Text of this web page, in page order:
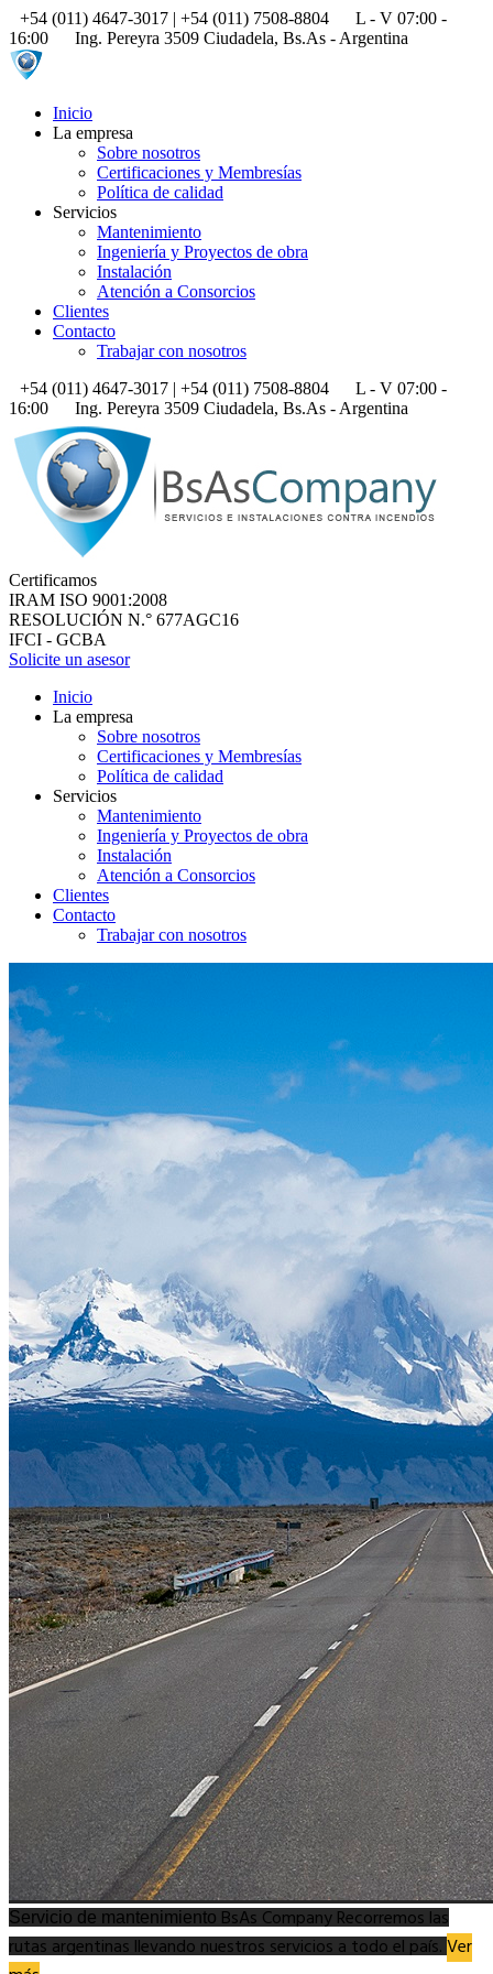
+54 (011) 4647-3017 | +54 (011) 7508-8804
L - V 07:00 -
16:00
Ing. Pereyra 3509 Ciudadela, Bs.As - Argentina
Inicio
La empresa
Sobre nosotros
Certificaciones y Membresías
Política de calidad
Servicios
Mantenimiento
Ingeniería y Proyectos de obra
Instalación
Atención a Consorcios
Clientes
Contacto
Trabajar con nosotros
+54 (011) 4647-3017 | +54 (011) 7508-8804
L - V 07:00 -
16:00
Ing. Pereyra 3509 Ciudadela, Bs.As - Argentina
Certificamos
IRAM ISO 9001:2008
RESOLUCIÓN N.° 677AGC16
IFCI - GCBA
Solicite un asesor
Inicio
La empresa
Sobre nosotros
Certificaciones y Membresías
Política de calidad
Servicios
Mantenimiento
Ingeniería y Proyectos de obra
Instalación
Atención a Consorcios
Clientes
Contacto
Trabajar con nosotros
Servicio de mantenimiento BsAs CompanyRecorremos las
rutas argentinas llevando nuestros servicios a todo el país.Ver